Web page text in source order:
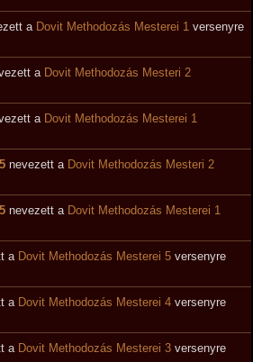
a Dovit Methodozás Mesterei 1 versenyre
a Dovit Methodozás Mesteri 2
a Dovit Methodozás Mesterei 1
nevezett a Dovit Methodozás Mesteri 2
nevezett a Dovit Methodozás Mesterei 1
a Dovit Methodozás Mesterei 5 versenyre
a Dovit Methodozás Mesterei 4 versenyre
a Dovit Methodozás Mesterei 3 versenyre